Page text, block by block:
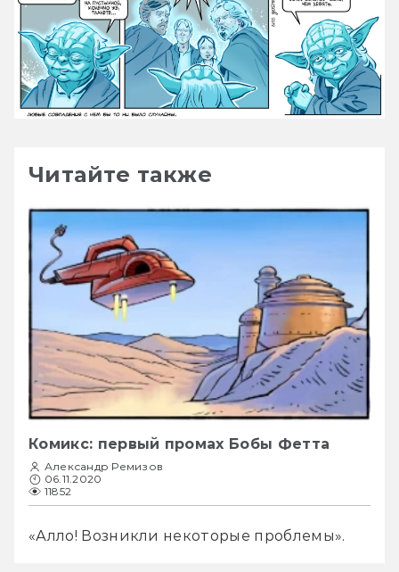
Читайте также
Комикс: первый промах Бобы Фетта
Александр Ремизов
06.11.2020
11852
«Алло! Возникли некоторые проблемы».